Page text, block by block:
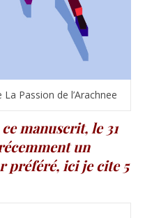
Passion de l’Arachnee
manuscrit, le 31
un
préféré, ici je cite 5